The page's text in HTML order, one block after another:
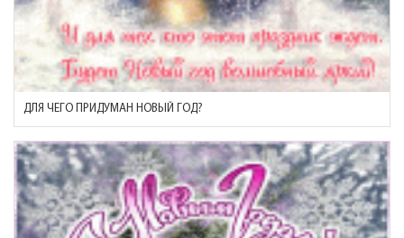
ДЛЯ ЧЕГО ПРИДУМАН НОВЫЙ ГОД?